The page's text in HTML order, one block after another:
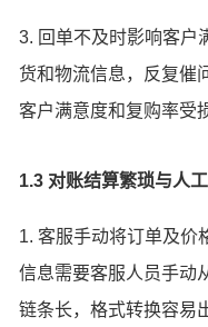
3. 回单不及时影响客户
货和物流信息，反复催
客户满意度和复购率受
1.3 对账结算繁琐与人
1. 客服手动将订单及价
信息需要客服人员手动
链条长，格式转换容易